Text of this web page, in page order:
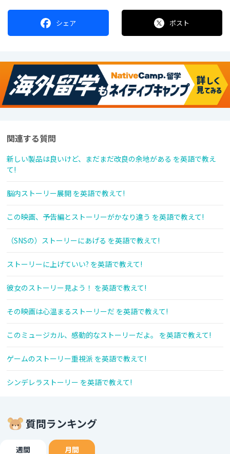
シェア ポスト
関連する質問
新しい製品は良いけど、まだまだ改良の余地がある を英語で教え
て!
脳内ストーリー展開 を英語で教えて!
この映画、予告編とストーリーがかなり違う を英語で教えて!
（SNSの）ストーリーにあげる を英語で教えて!
ストーリーに上げていい? を英語で教えて!
彼女のストーリー見よう！ を英語で教えて!
その映画は心温まるストーリーだ を英語で教えて!
このミュージカル、感動的なストーリーだよ。 を英語で教えて!
ゲームのストーリー重視派 を英語で教えて!
シンデレラストーリー を英語で教えて!
質問ランキング
週間 月間